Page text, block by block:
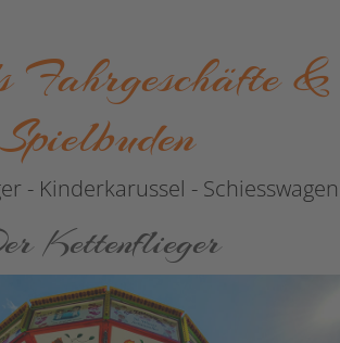
Fahrgeschäfte &
Spielbuden
- Kinderkarussel - Schiesswagen
Kettenflieger